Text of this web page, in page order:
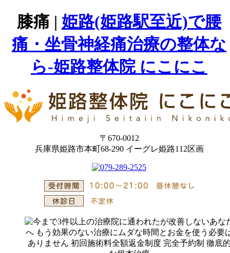
膝痛 | 姫路(姫路駅至近)で腰
痛・坐骨神経痛治療の整体な
ら-姫路整体院 にこにこ
〒670-0012
兵庫県姫路市本町68-290 イーグレ姫路112区画